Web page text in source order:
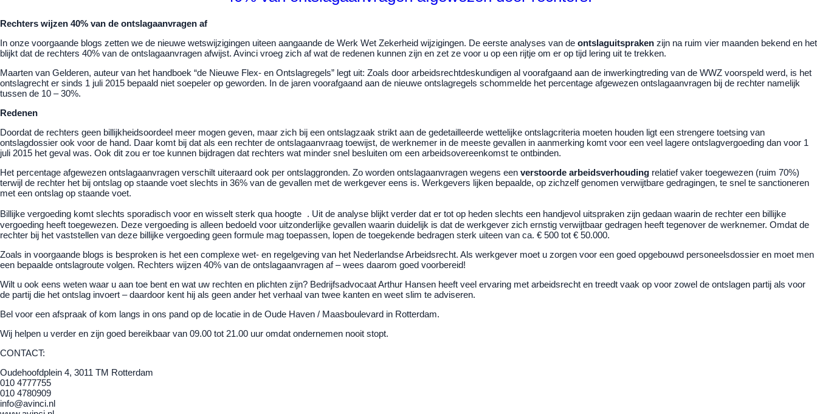
Rechters wijzen 40% van de ontslagaanvragen af
In onze voorgaande blogs zetten we de nieuwe wetswijzigingen uiteen aangaande de Werk Wet Zekerheid wijzigingen. De eerste analyses van de ontslaguitspraken zijn na ruim vier maanden bekend en het
blijkt dat de rechters 40% van de ontslagaanvragen afwijst. Avinci vroeg zich af wat de redenen kunnen zijn en zet ze voor u op een rijtje om er op tijd lering uit te trekken.
Maarten van Gelderen, auteur van het handboek “de Nieuwe Flex- en Ontslagregels” legt uit: Zoals door arbeidsrechtdeskundigen al voorafgaand aan de inwerkingtreding van de WWZ voorspeld werd, is het
ontslagrecht er sinds 1 juli 2015 bepaald niet soepeler op geworden. In de jaren voorafgaand aan de nieuwe ontslagregels schommelde het percentage afgewezen ontslagaanvragen bij de rechter namelijk
tussen de 10 – 30%.
Redenen
Doordat de rechters geen billijkheidsoordeel meer mogen geven, maar zich bij een ontslagzaak strikt aan de gedetailleerde wettelijke ontslagcriteria moeten houden ligt een strengere toetsing van
ontslagdossier ook voor de hand. Daar komt bij dat als een rechter de ontslagaanvraag toewijst, de werknemer in de meeste gevallen in aanmerking komt voor een veel lagere ontslagvergoeding dan voor 1
juli 2015 het geval was. Ook dit zou er toe kunnen bijdragen dat rechters wat minder snel besluiten om een arbeidsovereenkomst te ontbinden.
Het percentage afgewezen ontslagaanvragen verschilt uiteraard ook per ontslaggronden. Zo worden ontslagaanvragen wegens een verstoorde arbeidsverhouding relatief vaker toegewezen (ruim 70%)
terwijl de rechter het bij ontslag op staande voet slechts in 36% van de gevallen met de werkgever eens is. Werkgevers lijken bepaalde, op zichzelf genomen verwijtbare gedragingen, te snel te sanctioneren
met een ontslag op staande voet.
Billijke vergoeding komt slechts sporadisch voor en wisselt sterk qua hoogte . Uit de analyse blijkt verder dat er tot op heden slechts een handjevol uitspraken zijn gedaan waarin de rechter een billijke
vergoeding heeft toegewezen. Deze vergoeding is alleen bedoeld voor uitzonderlijke gevallen waarin duidelijk is dat de werkgever zich ernstig verwijtbaar gedragen heeft tegenover de werknemer. Omdat de
rechter bij het vaststellen van deze billijke vergoeding geen formule mag toepassen, lopen de toegekende bedragen sterk uiteen van ca. € 500 tot € 50.000.
Zoals in voorgaande blogs is besproken is het een complexe wet- en regelgeving van het Nederlandse Arbeidsrecht. Als werkgever moet u zorgen voor een goed opgebouwd personeelsdossier en moet men
een bepaalde ontslagroute volgen. Rechters wijzen 40% van de ontslagaanvragen af – wees daarom goed voorbereid!
Wilt u ook eens weten waar u aan toe bent en wat uw rechten en plichten zijn? Bedrijfsadvocaat Arthur Hansen heeft veel ervaring met arbeidsrecht en treedt vaak op voor zowel de ontslagen partij als voor
de partij die het ontslag invoert – daardoor kent hij als geen ander het verhaal van twee kanten en weet slim te adviseren.
Bel voor een afspraak of kom langs in ons pand op de locatie in de Oude Haven / Maasboulevard in Rotterdam.
Wij helpen u verder en zijn goed bereikbaar van 09.00 tot 21.00 uur omdat ondernemen nooit stopt.
CONTACT:
Oudehoofdplein 4, 3011 TM Rotterdam
010 4777755
010 4780909
info@avinci.nl